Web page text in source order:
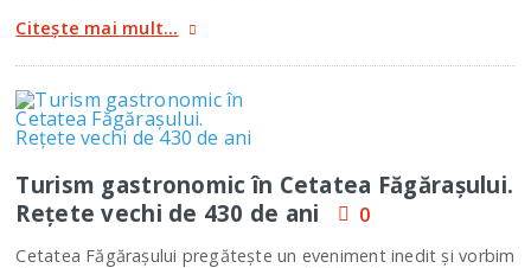
Citește mai mult...
Turism gastronomic în Cetatea Făgăraşului.
Reţete vechi de 430 de ani
0
Cetatea Făgăraşului pregăteşte un eveniment inedit şi vorbim